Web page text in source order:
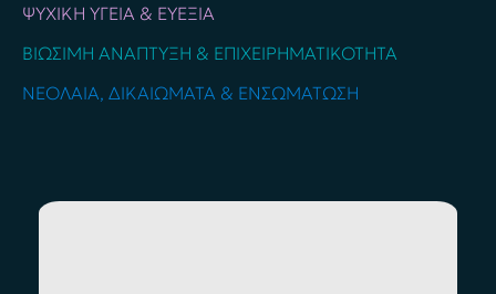
ΨΥΧΙΚΉ ΥΓΕΊΑ & ΕΥΕΞΊΑ
ΒΙΏΣΙΜΗ ΑΝΆΠΤΥΞΗ & ΕΠΙΧΕΙΡΗΜΑΤΙΚΌΤΗΤΑ
ΝΕΟΛΑΊΑ, ΔΙΚΑΙΏΜΑΤΑ & ΕΝΣΩΜΆΤΩΣΗ